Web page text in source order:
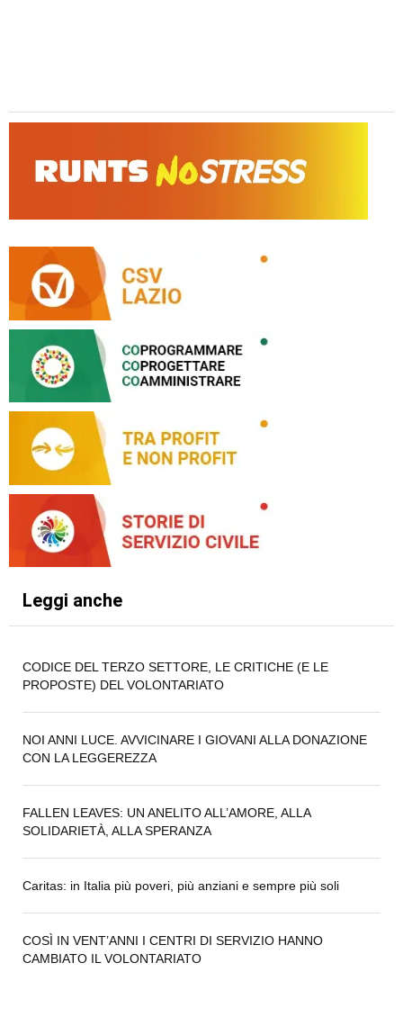
Leggi anche
CODICE DEL TERZO SETTORE, LE CRITICHE (E LE
PROPOSTE) DEL VOLONTARIATO
NOI ANNI LUCE. AVVICINARE I GIOVANI ALLA DONAZIONE
CON LA LEGGEREZZA
FALLEN LEAVES: UN ANELITO ALL’AMORE, ALLA
SOLIDARIETÀ, ALLA SPERANZA
Caritas: in Italia più poveri, più anziani e sempre più soli
COSÌ IN VENT’ANNI I CENTRI DI SERVIZIO HANNO
CAMBIATO IL VOLONTARIATO